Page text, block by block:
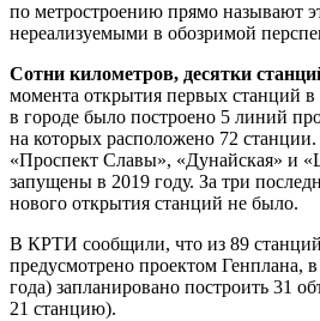
по метростроению прямо называют
нереализуемыми в обозримой
Сотни километров, десятки
момента открытия первых станций
в городе было построено 5 линий
на которых расположено 72
«Проспект Славы», «Дунайская»
запущены в 2019 году. За три
нового открытия станций не было.
В КРТИ сообщили, что из 89
предусмотрено проектом Генплана,
года) запланировано построить 31
21 станцию).